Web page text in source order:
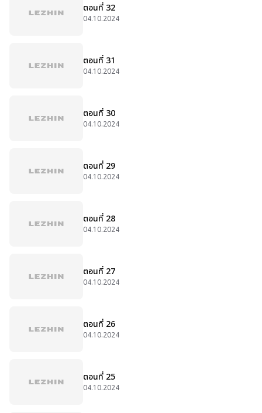
ตอนที่ 32
04.10.2024
ตอนที่ 31
04.10.2024
ตอนที่ 30
04.10.2024
ตอนที่ 29
04.10.2024
ตอนที่ 28
04.10.2024
ตอนที่ 27
04.10.2024
ตอนที่ 26
04.10.2024
ตอนที่ 25
04.10.2024